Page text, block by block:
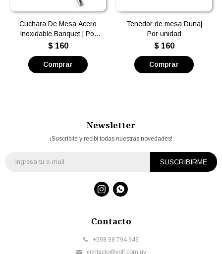
Cuchara De Mesa Acero
Inoxidable Banquet | Por
unidad
$ 160
Tenedor de mesa Duna|
Por unidad
$ 160
Contacto
+598 98 794 949
contacto@volf.com.uy
Newsletter
¡Suscribite y recibí todas nuestras novedades!
SUSCRIBIRME
 